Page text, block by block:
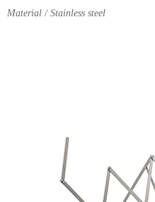
Material / Stainless steel